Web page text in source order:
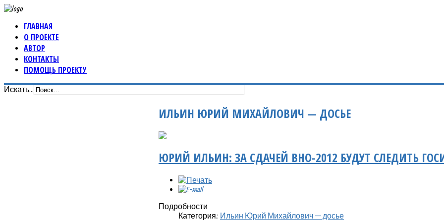
ГЛАВНАЯ
О ПРОЕКТЕ
АВТОР
КОНТАКТЫ
ПОМОЩЬ ПРОЕКТУ
Искать...
ИЛЬИН ЮРИЙ МИХАЙЛОВИЧ — ДОСЬЕ
ЮРИЙ ИЛЬИН: ЗА СДАЧЕЙ ВНО-2012 БУДУТ СЛЕДИТЬ
Подробности
Категория: Ильин Юрий Михайлович — досье